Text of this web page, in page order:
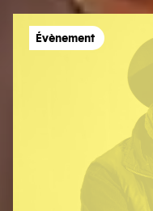
Évènement